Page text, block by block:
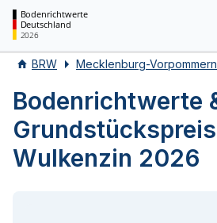
Bodenrichtwerte
Deutschland
2026
BRW Mecklenburg-Vorpommern
Bodenrichtwerte
Wulkenzin 2026